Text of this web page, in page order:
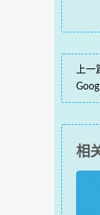
上一
相